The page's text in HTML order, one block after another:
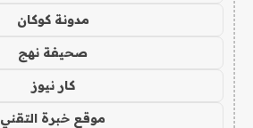
مدونة كوكان
صحيفة نهج
كار نيوز
موقع خبرة التقني